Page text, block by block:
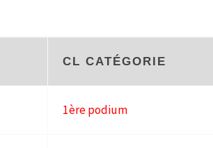
CL CATÉGORIE
1ère podium